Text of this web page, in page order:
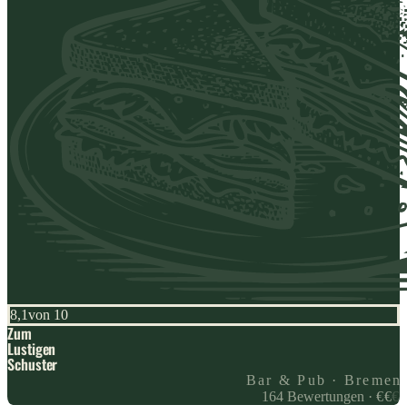
8,1von 10
Zum
Lustigen
Schuster
Bar & Pub · Bremen
164 Bewertungen ·€€€